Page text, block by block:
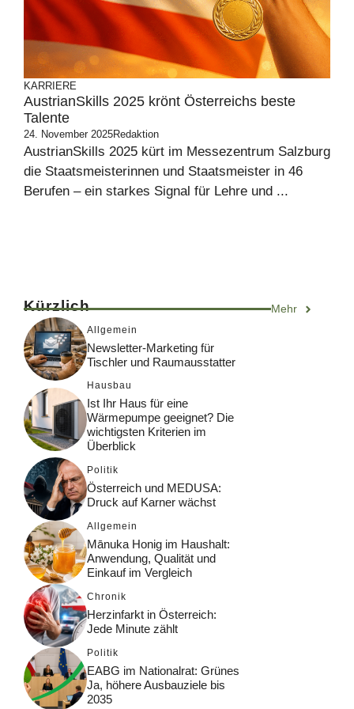
KARRIERE
AustrianSkills 2025 krönt Österreichs beste
Talente
24. November 2025Redaktion
AustrianSkills 2025 kürt im Messezentrum Salzburg
die Staatsmeisterinnen und Staatsmeister in 46
Berufen – ein starkes Signal für Lehre und ...
Kürzlich Mehr
Allgemein
Newsletter-Marketing für
Tischler und Raumausstatter
Hausbau
Ist Ihr Haus für eine
Wärmepumpe geeignet? Die
wichtigsten Kriterien im
Überblick
Politik
Österreich und MEDUSA:
Druck auf Karner wächst
Allgemein
Mānuka Honig im Haushalt:
Anwendung, Qualität und
Einkauf im Vergleich
Chronik
Herzinfarkt in Österreich:
Jede Minute zählt
Politik
EABG im Nationalrat: Grünes
Ja, höhere Ausbauziele bis
2035